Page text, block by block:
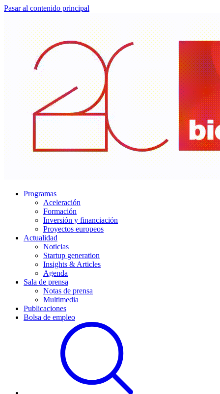
Pasar al contenido principal
Programas
Aceleración
Formación
Inversión y financiación
Proyectos europeos
Actualidad
Noticias
Startup generation
Insights & Articles
Agenda
Sala de prensa
Notas de prensa
Multimedia
Publicaciones
Bolsa de empleo